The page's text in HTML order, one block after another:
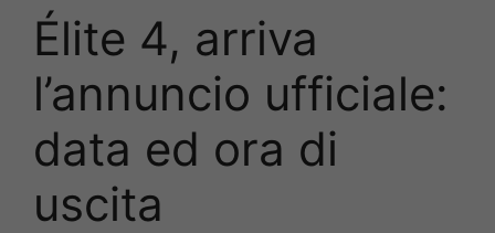
Élite 4, arriva
l’annuncio ufficiale:
data ed ora di
uscita